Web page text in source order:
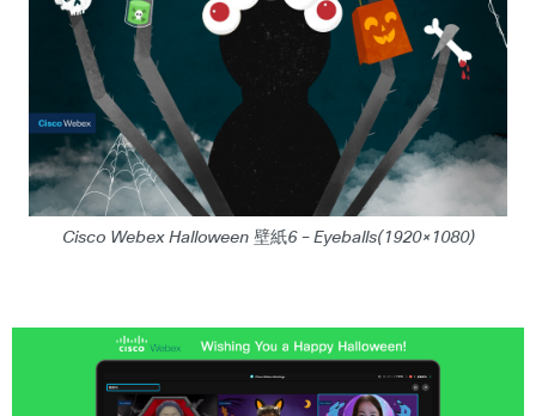
Cisco Webex Halloween 壁紙6 – Eyeballs(1920×1080)